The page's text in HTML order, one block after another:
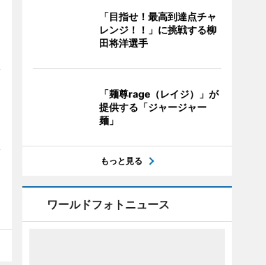
「目指せ！最高到達点チャ
レンジ！！」に挑戦する柳
田将洋選手
「麺尊rage（レイジ）」が
提供する「ジャージャー
麺」
もっと見る
ワールドフォトニュース